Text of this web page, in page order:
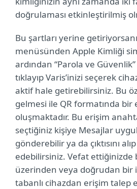
doğrulaması etkinleştirilmiş
Bu şartları yerine
menüsünden Apple Kimliği
ardından “Parola ve
tıklayıp Varis’inizi seçerek
aktif hale getirebilirsiniz. Bu
gelmesi ile QR formatında bir
oluşmaktadır. Bu erişim
seçtiğiniz kişiye Mesajlar
gönderebilir ya da çıktısını
edebilirsiniz. Vefat
üzerinden veya doğrudan bir
tabanlı cihazdan erişim talep